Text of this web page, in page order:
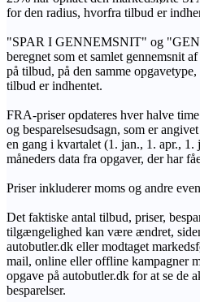
for den radius, hvorfra tilbud er
"SPAR I GENNEMSNIT" og
beregnet som et samlet gennemsnit
på tilbud, på den samme
tilbud er indhentet.
FRA-priser opdateres hver halve
og besparelsesudsagn, som er
en gang i kvartalet (1. jan., 1. apr., 1.
måneders data fra opgaver, der har
Priser inkluderer moms og andre
Det faktiske antal tilbud, priser,
tilgængelighed kan være ændret,
autobutler.dk eller modtaget
mail, online eller offline kampagner
opgave på autobutler.dk for at se de
besparelser.